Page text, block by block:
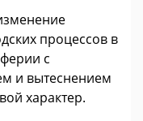
процессов в
с
и вытеснением
характер.